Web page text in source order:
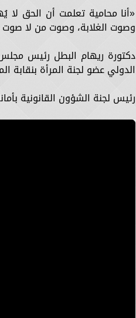
«أنا محامية تعلمت أن الحق لا
وصوت الغلابة، وصوت من لا صوت
دكتورة ريهام البطل رئيس
الدولي عضو لجنة المرأة بنقابة
رئيس لجنة الشؤون القانونية